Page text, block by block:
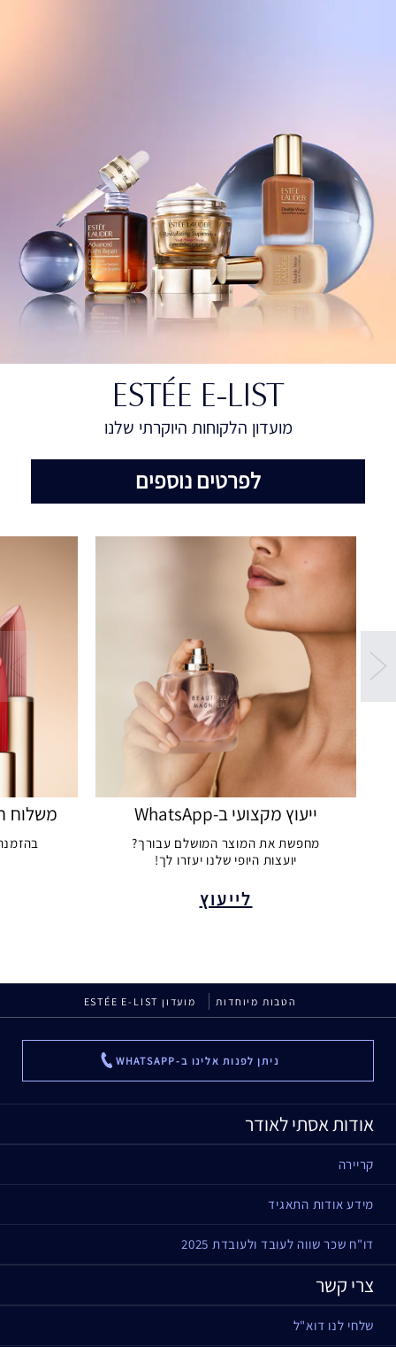
ESTÉE E-LIST
מועדון הלקוחות היוקרתי שלנו
לפרטים נוספים
ייעוץ מקצועי ב-WhatsApp
מחפשת את המוצר המושלם עבורך?
יועצות היופי שלנו יעזרו לך!
לייעוץ
משלוח
בהזמנה מעל
הטבות מיוחדות מועדון ESTÉE E-LIST
ניתן לפנות אלינו ב-WHATSAPP ...
אודות אסתי לאודר
קריירה
מידע אודות התאגיד
דו"ח שכר שווה לעובד ולעובדת 2025
צרי קשר
שלחי לנו דוא"ל